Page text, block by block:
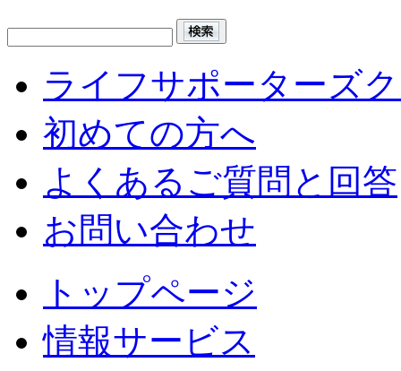
ライフサポーターズ
初めての方へ
よくあるご質問と回答
お問い合わせ
トップページ
情報サービス